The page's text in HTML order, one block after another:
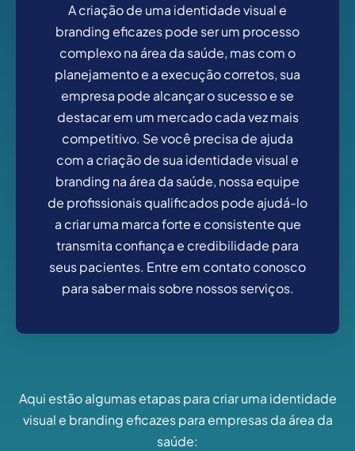
A criação de uma identidade visual e
branding eficazes pode ser um processo
complexo na área da saúde, mas com o
planejamento e a execução corretos, sua
empresa pode alcançar o sucesso e se
destacar em um mercado cada vez mais
competitivo. Se você precisa de ajuda
com a criação de sua identidade visual e
branding na área da saúde, nossa equipe
de profissionais qualificados pode ajudá-lo
a criar uma marca forte e consistente que
transmita confiança e credibilidade para
seus pacientes. Entre em contato conosco
para saber mais sobre nossos serviços.
Aqui estão algumas etapas para criar uma identidade
visual e branding eficazes para empresas da área da
saúde: